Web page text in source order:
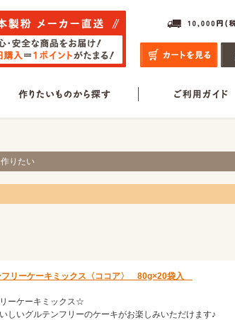
りたい
フリーケーキミックス〈ココア〉 80g×20袋入
ーケーキミックス☆
しいグルテンフリーのケーキがお楽しみいただけます♪